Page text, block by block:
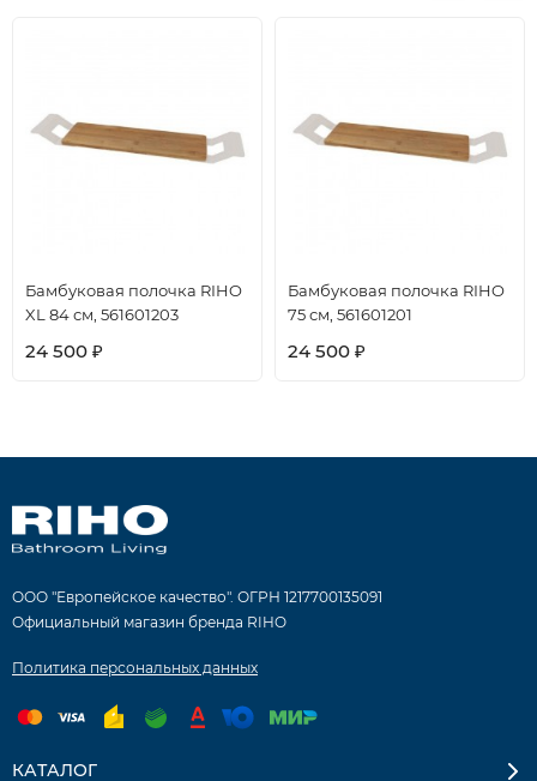
Бамбуковая полочка RIHO
XL 84 см, 561601203
24 500 ₽
Бамбуковая полочка RIHO
75 см, 561601201
24 500 ₽
ООО "Европейское качество". ОГРН 1217700135091
Официальный магазин бренда RIHO
Политика персональных данных
КАТАЛОГ